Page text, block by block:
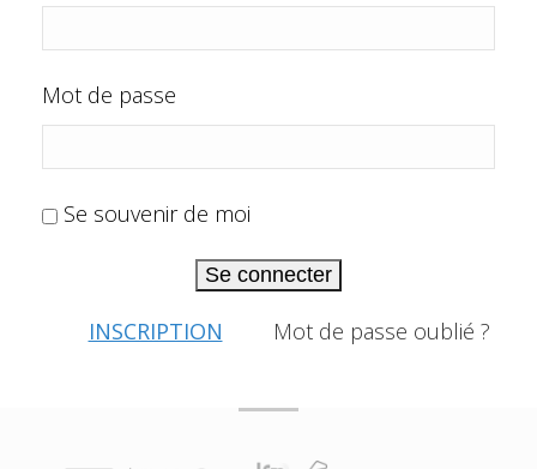
Mot de passe
Se souvenir de moi
Se connecter
INSCRIPTION Mot de passe oublié ?